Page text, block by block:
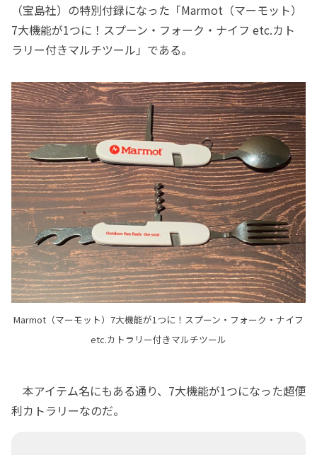
（宝島社）の特別付録になった「Marmot（マーモット）
7大機能が1つに！スプーン・フォーク・ナイフ etc.カト
ラリー付きマルチツール」である。
Marmot（マーモット）7大機能が1つに！スプーン・フォーク・ナイフ
etc.カトラリー付きマルチツール
本アイテム名にもある通り、7大機能が1つになった超便
利カトラリーなのだ。